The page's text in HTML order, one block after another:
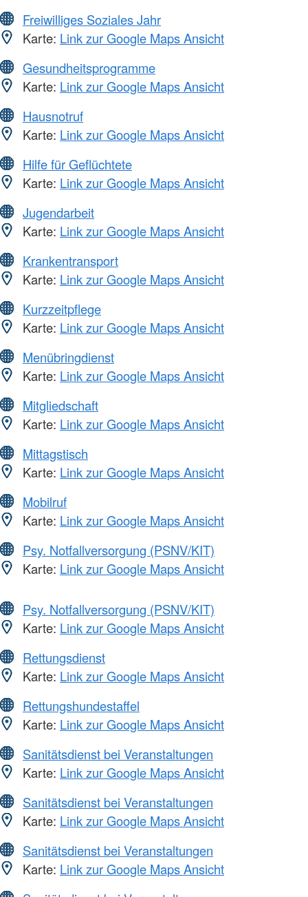
Freiwilliges Soziales Jahr
Karte: Link zur Google Maps Ansicht
Gesundheitsprogramme
Karte: Link zur Google Maps Ansicht
Hausnotruf
Karte: Link zur Google Maps Ansicht
Hilfe für Geflüchtete
Karte: Link zur Google Maps Ansicht
Jugendarbeit
Karte: Link zur Google Maps Ansicht
Krankentransport
Karte: Link zur Google Maps Ansicht
Kurzzeitpflege
Karte: Link zur Google Maps Ansicht
Menübringdienst
Karte: Link zur Google Maps Ansicht
Mitgliedschaft
Karte: Link zur Google Maps Ansicht
Mittagstisch
Karte: Link zur Google Maps Ansicht
Mobilruf
Karte: Link zur Google Maps Ansicht
Psy. Notfallversorgung (PSNV/KIT)
Karte: Link zur Google Maps Ansicht
Psy. Notfallversorgung (PSNV/KIT)
Karte: Link zur Google Maps Ansicht
Rettungsdienst
Karte: Link zur Google Maps Ansicht
Rettungshundestaffel
Karte: Link zur Google Maps Ansicht
Sanitätsdienst bei Veranstaltungen
Karte: Link zur Google Maps Ansicht
Sanitätsdienst bei Veranstaltungen
Karte: Link zur Google Maps Ansicht
Sanitätsdienst bei Veranstaltungen
Karte: Link zur Google Maps Ansicht